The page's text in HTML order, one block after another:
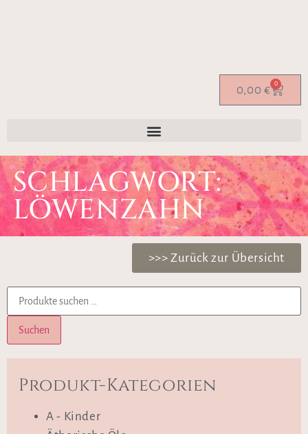
0,00 € 0
SCHLAGWORT:
LÖWENZAHN
>>> Zurück zur Übersicht
Suchen
Produkt-Kategorien
A - Kinder